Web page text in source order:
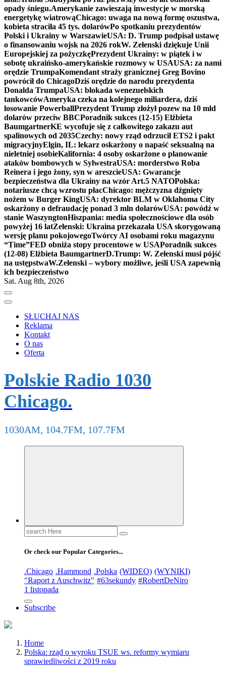
opady śniegu.Amerykanie zawieszają inwestycje w morską
energetykę wiatrowąChicago: uwaga na nową formę oszustwa,
kobieta straciła 45 tys. dolarówPo spotkaniu prezydentów
Polski i Ukrainy w WarszawieUSA: D. Trump podpisał ustawę
o finansowaniu wojsk na 2026 rokW. Zełenski dziękuje Unii
Europejskiej za pożyczkęPrezydent Ukrainy: w piątek i w
sobotę ukraińsko-amerykańskie rozmowy w USAUSA: za nami
orędzie TrumpaKomendant straży granicznej Greg Bovino
powrócił do ChicagoDziś orędzie do narodu prezydenta
Donalda TrumpaUSA: blokada wenezuelskich
tankowcówAmeryka czeka na kolejnego miliardera, dziś
losowanie PowerballPrezydent Trump złożył pozew na 10 mld
dolarów przeciw BBCPoradnik sukces (12-15) Elżbieta
BaumgartnerKE wycofuje się z całkowitego zakazu aut
spalinowych od 2035Czechy: nowy rząd odrzucił ETS2 i pakt
migracyjnyElgin, IL: lekarz oskarżony o napaść seksualną na
nieletniej osobieKalifornia: 4 osoby oskarżone o planowanie
ataków bombowych w SylwestraUSA: morderstwo Roba
Reinera i jego żony, syn w areszcieUSA: Gwarancje
bezpieczeństwa dla Ukrainy na wzór Art.5 NATOPolska:
notariusze chcą wzrostu płacChicago: mężczyzna dźgnięty
nożem w Burger KingUSA: dyrektor BLM w Oklahoma City
oskarżony o defraudację ponad 3 mln dolarówUSA: powódź w
stanie WaszyngtonHiszpania: media społecznościowe dla osób
powyżej 16 latZełenski: Ukraina przekazała USA skorygowaną
wersję planu pokojowegoTwórcy AI osobami roku magazynu
“Time”FED obniża stopy procentowe w USAPoradnik sukces
(12-08) Elżbieta BaumgartnerD.Trump: W. Zełenski musi pójść
na ustępstwaW.Zełenski – wybory możliwe, jeśli USA zapewnią
ich bezpieczeństwo
Sat. Aug 8th, 2026
SŁUCHAJ NAS
Reklama
Kontakt
O nas
Oferta
Polskie Radio 1030
Chicago.
1030AM, 104.7FM, 107.7FM
Search
for:
Or check our Popular Categories...
.Chicago .Hammond .Polska (WIDEO) (WYNIKI)
"Raport z Auschwitz" #63sekundy #RobertDeNiro
1 listopada
Subscribe
Home
Polska: rząd o wyroku TSUE ws. reformy wymiaru
sprawiedliwości z 2019 roku